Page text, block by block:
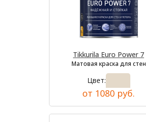
Tikkurila Euro Power 7
Матовая краска для стен
Цвет:
от 1080 руб.